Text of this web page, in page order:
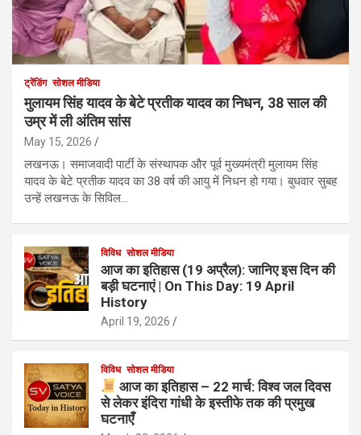
ट्रेंडिंग सोशल मीडिया
मुलायम सिंह यादव के बेटे प्रतीक यादव का निधन, 38 साल की
उम्र में ली अंतिम सांस
May 15, 2026
लखनऊ। समाजवादी पार्टी के संस्थापक और पूर्व मुख्यमंत्री मुलायम सिंह
यादव के बेटे प्रतीक यादव का 38 वर्ष की आयु में निधन हो गया। बुधवार सुबह
उन्हें लखनऊ के सिविल…
विविध सोशल मीडिया
आज का इतिहास (19 अप्रैल): जानिए इस दिन की
बड़ी घटनाएं | On This Day: 19 April
History
April 19, 2026
विविध सोशल मीडिया
आज का इतिहास – 22 मार्च: विश्व जल दिवस
से लेकर इंदिरा गांधी के इस्तीफे तक की प्रमुख
घटनाएँ